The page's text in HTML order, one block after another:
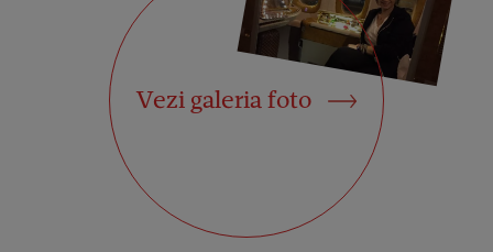
Vezi galeria foto